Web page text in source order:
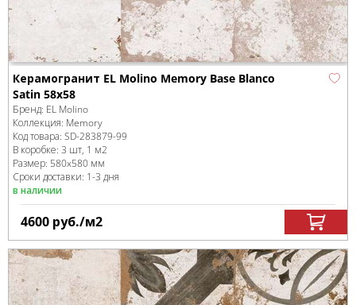
Керамогранит EL Molino Memory Base Blanco
Satin 58x58
Бренд: EL Molino
Коллекция: Memory
Код товара: SD-283879-99
В коробке: 3 шт, 1 м2
Размер: 580x580 мм
Сроки доставки: 1-3 дня
в наличии
4600 руб./м2